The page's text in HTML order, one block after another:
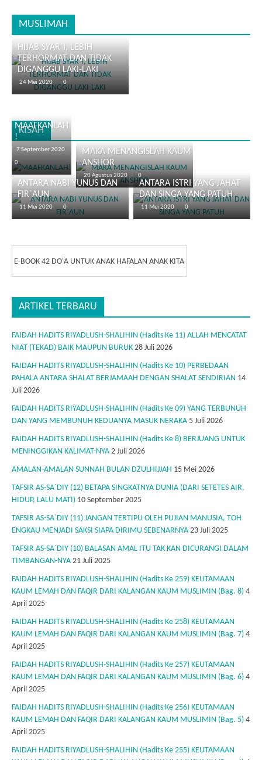
MUSLIMAH
HIJAB SYAR`I, LEBIH
TERHORMAT DAN TIDAK
DIGANGGU LAKI-LAKI
24 Mei 2020 0
KISAH
MAAFKANLAH
!
7 September 2020
0
MAKA MENANGISLAH KAUM
ANSHOR
20 Agustus 2020 0
ANTARA NABI YUNUS DAN
FIR`AUN
11 Mei 2020 0
ANTARA ISTRI YANG JAHAT
DAN SINGA YANG PATUH
11 Mei 2020 0
E-BOOK 42 DO'A UNTUK ANAK HAFALAN ANAK KITA
ARTIKEL TERBARU
FAIDAH HADITS RIYADLUSH-SHALIHIN (Hadits Ke 11) ALLAH MENCATAT
NIAT (TEKAD) BAIK MAUPUN BURUK 28 Juli 2026
FAIDAH HADITS RIYADLUSH-SHALIHIN (Hadits Ke 10) PERBEDAAN
PAHALA ANTARA SHALAT BERJAMAAH DENGAN SHALAT SENDIRIAN 14
Juli 2026
FAIDAH HADITS RIYADLUSH-SHALIHIN (Hadits Ke 09) YANG TERBUNUH
DAN YANG MEMBUNUH KEDUANYA MASUK NERAKA 5 Juli 2026
FAIDAH HADITS RIYADLUSH-SHALIHIN (Hadits Ke 8) BERJUANG UNTUK
MENINGGIKAN KALIMAT-NYA 2 Juli 2026
AMALAN-AMALAN SUNNAH BULAN DZULHIJJAH 15 Mei 2026
TAFSIR AS-SA`DIY (12) BETAPA SINGKATNYA DUNIA (DARI SETETES AIR,
HIDUP, LALU MATI) 10 September 2025
TAFSIR AS-SA`DIY (11) JANGAN TERTIPU OLEH PUJIAN MANUSIA, TOH
ENGKAU MENJADI SAKSI SIAPA DIRIMU SEBENARNYA 23 Juli 2025
TAFSIR AS-SA`DIY (10) BALASAN AMAL ITU TAK KAN DICURANGI DALAM
TIMBANGAN-NYA 21 Juli 2025
FAIDAH HADITS RIYADLUSH-SHALIHIN (Hadits Ke 259) KEUTAMAAN
KAUM LEMAH DAN FAQIR DARI KALANGAN KAUM MUSLIMIN (Bag. 8) 4
April 2025
FAIDAH HADITS RIYADLUSH-SHALIHIN (Hadits Ke 258) KEUTAMAAN
KAUM LEMAH DAN FAQIR DARI KALANGAN KAUM MUSLIMIN (Bag. 7) 4
April 2025
FAIDAH HADITS RIYADLUSH-SHALIHIN (Hadits Ke 257) KEUTAMAAN
KAUM LEMAH DAN FAQIR DARI KALANGAN KAUM MUSLIMIN (Bag. 6) 4
April 2025
FAIDAH HADITS RIYADLUSH-SHALIHIN (Hadits Ke 256) KEUTAMAAN
KAUM LEMAH DAN FAQIR DARI KALANGAN KAUM MUSLIMIN (Bag. 5) 4
April 2025
FAIDAH HADITS RIYADLUSH-SHALIHIN (Hadits Ke 255) KEUTAMAAN